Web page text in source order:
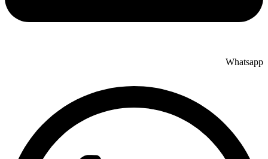
Whatsapp